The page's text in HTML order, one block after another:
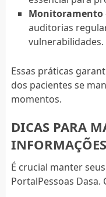
Monitoramento
auditorias
vulnerabilidades.
Essas práticas
dos pacientes se
momentos.
DICAS PARA
É crucial manter
PortalPessoas Dasa.